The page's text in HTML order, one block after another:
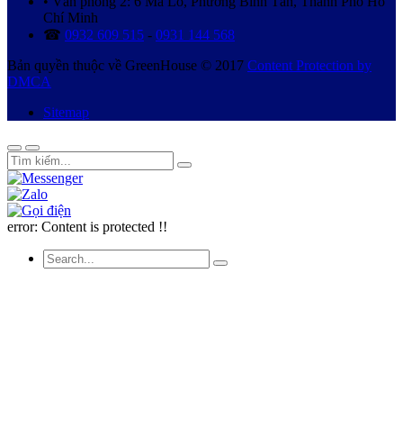
Chí Minh
☎ 0932 609 515 - 0931 144 568
Bản quyền thuộc về GreenHouse © 2017 Content Protection by
DMCA
Sitemap
error: Content is protected !!